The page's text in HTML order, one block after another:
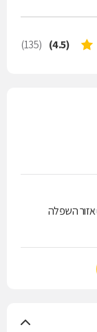
(4.5)
(135)
אזור השפלה